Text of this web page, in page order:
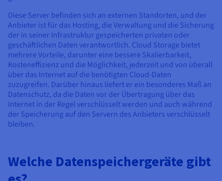
Diese Server befinden sich an externen Standorten, und der
Anbieter ist für das Hosting, die Verwaltung und die Sicherung
der in seiner Infrastruktur gespeicherten privaten oder
geschäftlichen Daten verantwortlich. Cloud Storage bietet
mehrere Vorteile, darunter eine bessere Skalierbarkeit,
Kosteneffizienz und die Möglichkeit, jederzeit und von überall
über das Internet auf die benötigten Cloud-Daten
zuzugreifen. Darüber hinaus liefert er ein besonderes Maß an
Datenschutz, da die Daten vor der Übertragung über das
Internet in der Regel verschlüsselt werden und auch während
der Speicherung auf den Servern des Anbieters verschlüsselt
bleiben.
Welche Datenspeichergeräte gibt